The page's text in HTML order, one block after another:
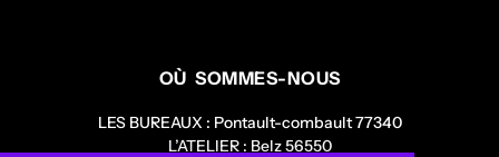
OÙ SOMMES-NOUS
LES BUREAUX : Pontault-combault 77340
L’ATELIER : Belz 56550